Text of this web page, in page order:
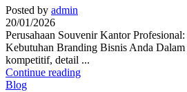
Posted by admin
20/01/2026
Perusahaan Souvenir Kantor
Kebutuhan Branding Bisnis Anda
kompetitif, detail ...
Continue reading
Blog